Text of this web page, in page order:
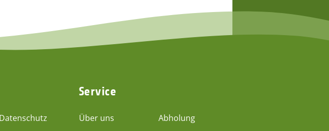
Datenschutz
Service
Über uns
Abholung